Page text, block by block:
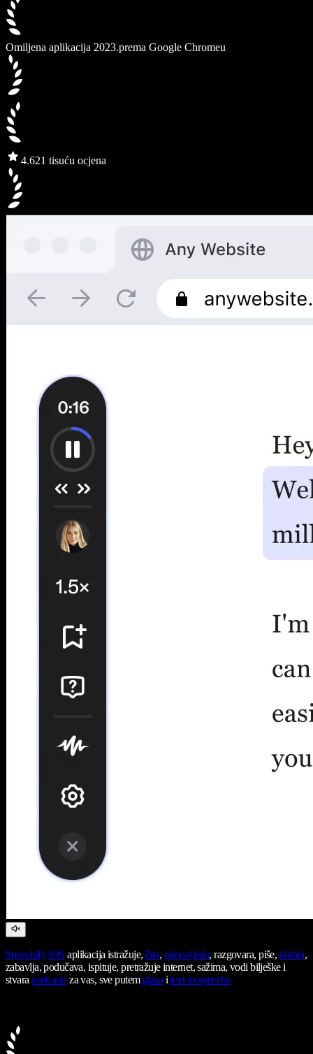
Omiljena aplikacija 2023.prema Google Chromeu
4.621 tisuću ocjena
Speechify iOS aplikacija istražuje, čita, pripovijeda, razgovara, piše, diktira,
zabavlja, podučava, ispituje, pretražuje internet, sažima, vodi bilješke i
stvarapodcasteza vas, sve putem glasaitext-to-speecha